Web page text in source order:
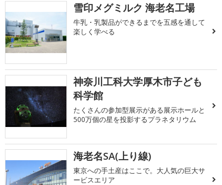
雪印メグミルク 海老名工場
牛乳・乳製品ができるまでを五感を通して
楽しく学べる
神奈川工科大学厚木市子ども
科学館
たくさんの参加型展示がある展示ホールと
500万個の星を投影するプラネタリウム
海老名SA(上り線)
東京への手土産はここで。大人気の巨大サ
ービスエリア